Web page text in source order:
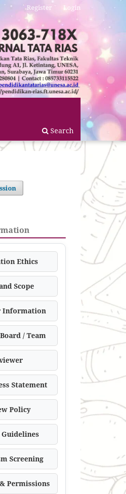
Search
Register Login
Ethics
Scope
Information
/ Team
Statement
Policy
Screening
Permissions